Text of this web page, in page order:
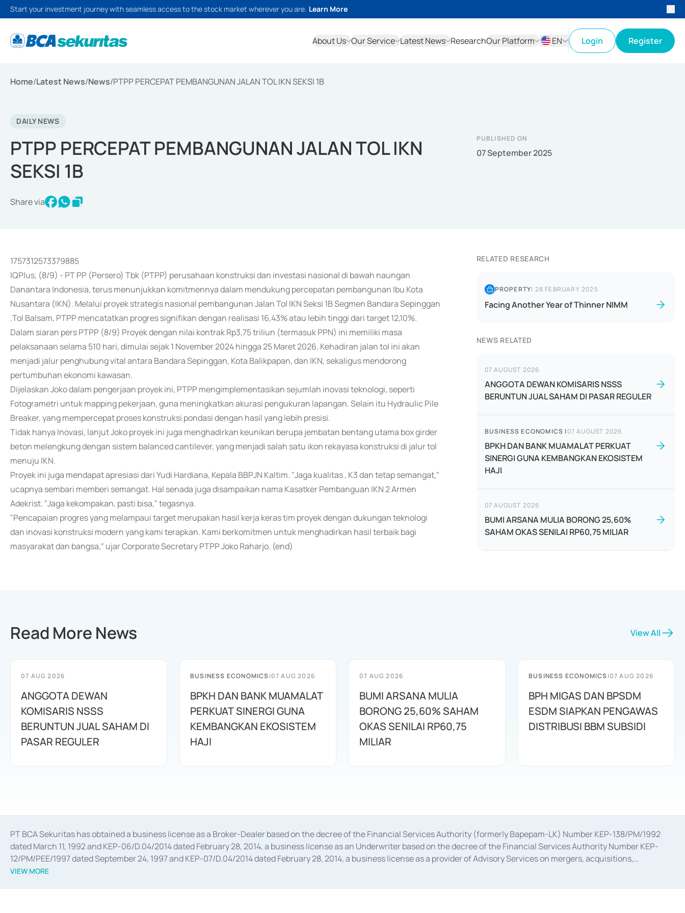
Start your investment journey with seamless access to the stock market wherever you are. Learn More
About Us Our Service Latest News ResearchOur Platform
EN
Login Register
Home/Latest News/News/PTPP PERCEPAT PEMBANGUNAN JALAN TOL IKN SEKSI 1B
DAILY NEWS
PTPP PERCEPAT PEMBANGUNAN JALAN TOL IKN
SEKSI 1B
Share via
PUBLISHED ON
07 September 2025
1757312573379885
IQPlus, (8/9) - PT PP (Persero) Tbk (PTPP) perusahaan konstruksi dan investasi nasional di bawah naungan
Danantara Indonesia, terus menunjukkan komitmennya dalam mendukung percepatan pembangunan Ibu Kota
Nusantara (IKN). Melalui proyek strategis nasional pembangunan Jalan Tol IKN Seksi 1B Segmen Bandara Sepinggan
.Tol Balsam, PTPP mencatatkan progres signifikan dengan realisasi 16,43% atau lebih tinggi dari target 12,10%.
Dalam siaran pers PTPP (8/9) Proyek dengan nilai kontrak Rp3,75 triliun (termasuk PPN) ini memiliki masa
pelaksanaan selama 510 hari, dimulai sejak 1 November 2024 hingga 25 Maret 2026. Kehadiran jalan tol ini akan
menjadi jalur penghubung vital antara Bandara Sepinggan, Kota Balikpapan, dan IKN, sekaligus mendorong
pertumbuhan ekonomi kawasan.
Dijelaskan Joko dalam pengerjaan proyek ini, PTPP mengimplementasikan sejumlah inovasi teknologi, seperti
Fotogrametri untuk mapping pekerjaan, guna meningkatkan akurasi pengukuran lapangan. Selain itu Hydraulic Pile
Breaker, yang mempercepat proses konstruksi pondasi dengan hasil yang lebih presisi.
Tidak hanya Inovasi, lanjut Joko proyek ini juga menghadirkan keunikan berupa jembatan bentang utama box girder
beton melengkung dengan sistem balanced cantilever, yang menjadi salah satu ikon rekayasa konstruksi di jalur tol
menuju IKN.
Proyek ini juga mendapat apresiasi dari Yudi Hardiana, Kepala BBPJN Kaltim. "Jaga kualitas , K3 dan tetap semangat,"
ucapnya sembari memberi semangat. Hal senada juga disampaikan nama Kasatker Pembanguan IKN 2 Armen
Adekrist. "Jaga kekompakan, pasti bisa," tegasnya.
"Pencapaian progres yang melampaui target merupakan hasil kerja keras tim proyek dengan dukungan teknologi
dan inovasi konstruksi modern yang kami terapkan. Kami berkomitmen untuk menghadirkan hasil terbaik bagi
masyarakat dan bangsa," ujar Corporate Secretary PTPP Joko Raharjo. (end)
RELATED RESEARCH
PROPERTY| 28 FEBRUARY 2025
Facing Another Year of Thinner NIMM
NEWS RELATED
07 AUGUST 2026
ANGGOTA DEWAN KOMISARIS NSSS
BERUNTUN JUAL SAHAM DI PASAR REGULER
BUSINESS ECONOMICS |07 AUGUST 2026
BPKH DAN BANK MUAMALAT PERKUAT
SINERGI GUNA KEMBANGKAN EKOSISTEM
HAJI
07 AUGUST 2026
BUMI ARSANA MULIA BORONG 25,60%
SAHAM OKAS SENILAI RP60,75 MILIAR
Read More News View All
07 AUG 2026
ANGGOTA DEWAN
KOMISARIS NSSS
BERUNTUN JUAL SAHAM DI
PASAR REGULER
BUSINESS ECONOMICS|07 AUG 2026
BPKH DAN BANK MUAMALAT
PERKUAT SINERGI GUNA
KEMBANGKAN EKOSISTEM
HAJI
07 AUG 2026
BUMI ARSANA MULIA
BORONG 25,60% SAHAM
OKAS SENILAI RP60,75
MILIAR
BUSINESS ECONOMICS|07 AUG 2026
BPH MIGAS DAN BPSDM
ESDM SIAPKAN PENGAWAS
DISTRIBUSI BBM SUBSIDI
PT BCA Sekuritas has obtained a business license as a Broker-Dealer based on the decree of the Financial Services Authority (formerly Bapepam-LK) Number KEP-138/PM/1992
dated March 11, 1992 and KEP-06/D.04/2014 dated February 28, 2014, a business license as an Underwriter based on the decree of the Financial Services Authority Number KEP-
12/PM/PEE/1997 dated September 24, 1997 and KEP-07/D.04/2014 dated February 28, 2014, a business license as a provider of Advisory Services on mergers, acquisitions,
divestments, and joint ventures based on the decree of the Financial Services Authority Number S-67/PM.21/2014 dated February 28, 2014, a business license as a provider of
VIEW MORE